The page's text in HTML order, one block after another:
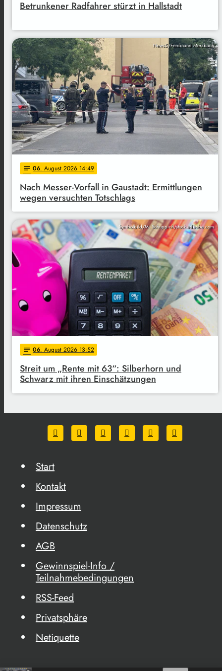
Betrunkener Radfahrer stürzt in Hallstadt
News5/Ferdinand Merzbach
notes 06. August 2026 14:49
Nach Messer-Vorfall in Gaustadt: Ermittlungen
wegen versuchten Totschlags
Symbolbild/M. Schuppich/stock.adbobe.com
notes 06. August 2026 13:52
Streit um „Rente mit 63“: Silberhorn und
Schwarz mit ihren Einschätzungen
Start
Kontakt
Impressum
Datenschutz
AGB
Gewinnspiel-Info /
Teilnahmebedingungen
RSS-Feed
Privatsphäre
Netiquette